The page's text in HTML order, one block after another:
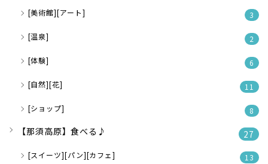
[美術館][アート] 3
[温泉] 2
[体験] 6
[自然][花] 11
[ショップ] 8
【那須高原】食べる♪ 27
[スイーツ][パン][カフェ] 13